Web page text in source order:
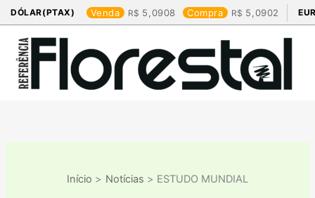
DÓLAR(PTAX) Venda 5,0908 Compra 5,0902
para
conteúdo
Início Notícias ESTUDO MUNDIAL